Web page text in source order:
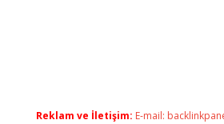
Reklam ve İletişim: E-mail: